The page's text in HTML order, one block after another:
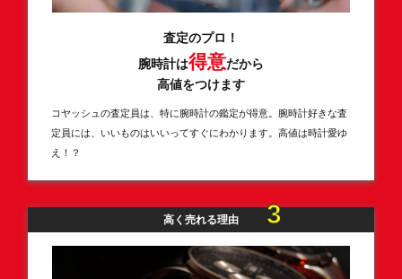
査定のプロ！
腕時計は得意だから
高値をつけます
コヤッシュの査定員は、特に腕時計の鑑定が得意。腕時計好きな査
定員には、いいものはいいってすぐにわかります。高値は時計愛ゆ
え！？
高く売れる理由 3